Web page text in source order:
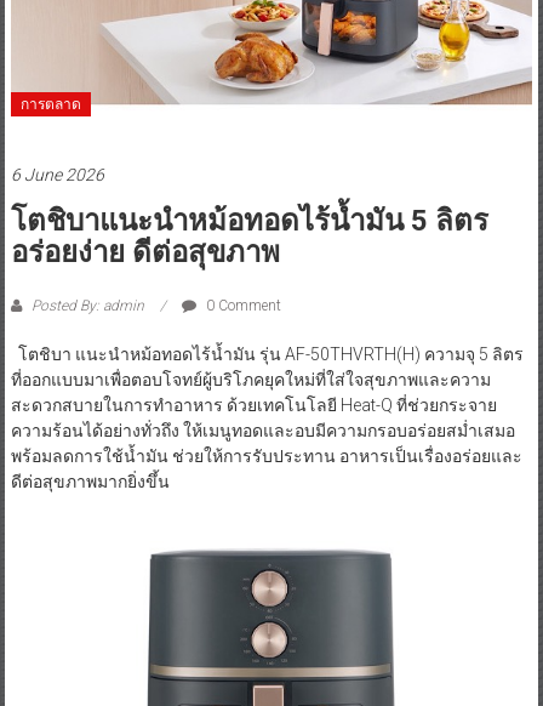
การตลาด
6 June 2026
โตชิบาแนะนำหม้อทอดไร้น้ำมัน 5 ลิตร
อร่อยง่าย ดีต่อสุขภาพ
Posted By: admin 0 Comment
โตชิบา แนะนำหม้อทอดไร้น้ำมัน รุ่น AF-50THVRTH(H) ความจุ 5 ลิตร
ที่ออกแบบมาเพื่อตอบโจทย์ผู้บริโภคยุคใหม่ที่ใส่ใจสุขภาพและความ
สะดวกสบายในการทำอาหาร ด้วยเทคโนโลยี Heat-Q ที่ช่วยกระจาย
ความร้อนได้อย่างทั่วถึง ให้เมนูทอดและอบมีความกรอบอร่อยสม่ำเสมอ
พร้อมลดการใช้น้ำมัน ช่วยให้การรับประทาน อาหารเป็นเรื่องอร่อยและ
ดีต่อสุขภาพมากยิ่งขึ้น